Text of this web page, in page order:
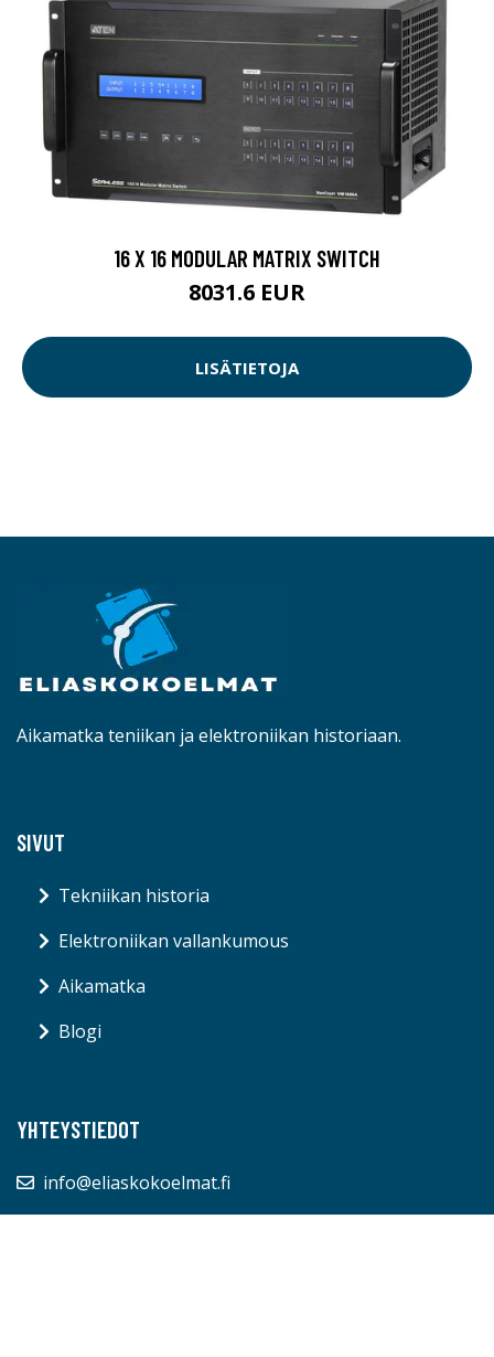
16 X 16 MODULAR MATRIX SWITCH
8031.6 EUR
LISÄTIETOJA
Aikamatka teniikan ja elektroniikan historiaan.
SIVUT
Tekniikan historia
Elektroniikan vallankumous
Aikamatka
Blogi
YHTEYSTIEDOT
info@eliaskokoelmat.fi